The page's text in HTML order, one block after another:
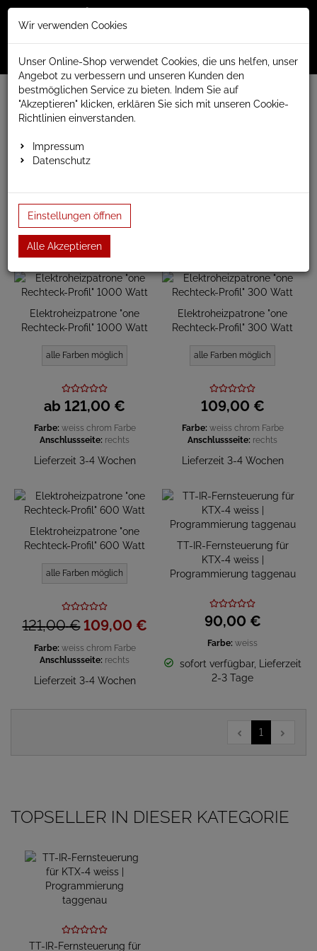
Menü
www.anapont.eu
Heizkörperzubehör
Elektro Heizpatronen
ONE Rechteckprofil
Elektroheizpatrone "one
Rechteck-Profil" 1000 Watt
alle Farben möglich
ab 121,00 €
Farbe: weiss chrom Farbe
Anschlussseite: rechts
Lieferzeit 3-4 Wochen
Elektroheizpatrone "one
Rechteck-Profil" 300 Watt
alle Farben möglich
109,00 €
Farbe: weiss chrom Farbe
Anschlussseite: rechts
Lieferzeit 3-4 Wochen
Elektroheizpatrone "one
Rechteck-Profil" 600 Watt
alle Farben möglich
121,00 € 109,00 €
Farbe: weiss chrom Farbe
Anschlussseite: rechts
Lieferzeit 3-4 Wochen
TT-IR-Fernsteuerung für
KTX-4 weiss |
Programmierung taggenau
90,00 €
Farbe: weiss
sofort verfügbar, Lieferzeit
2-3 Tage
1
TOPSELLER IN DIESER KATEGORIE
TT-IR-Fernsteuerung für
Wir verwenden Cookies
Unser Online-Shop verwendet Cookies, die uns helfen, unser
Angebot zu verbessern und unseren Kunden den
bestmöglichen Service zu bieten. Indem Sie auf
"Akzeptieren" klicken, erklären Sie sich mit unseren Cookie-
Richtlinien einverstanden.
Impressum
Datenschutz
Einstellungen öffnen
Alle Akzeptieren